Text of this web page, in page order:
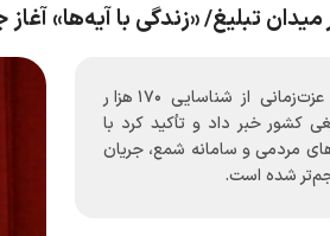
حجت‌الاسلام‌والمسلمین عزت‌زمانی از شناسایی ۱۷۰ هزار
کشور خبر داد و تأکید کرد با
مردمی و سامانه شمع، جریان
شده است.